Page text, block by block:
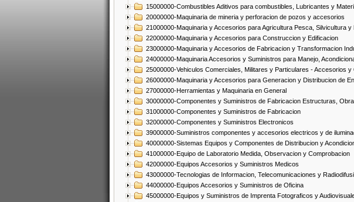
15000000-Combustibles Aditivos para combustibles, Lubricantes y
20000000-Maquinaria de mineria y perforacion de pozos y accesorios
21000000-Maquinaria y Accesorios para Agricultura Pesca, Silvicultura y
22000000-Maquinaria y Accesorios para Construccion y Edificacion
23000000-Maquinaria y Accesorios de Fabricacion y Transformacion
24000000-Maquinaria Accesorios y Suministros para Manejo,
25000000-Vehiculos Comerciales, Militares y Particulares - Accesorios y
26000000-Maquinaria y Accesorios para Generacion y Distribucion de
27000000-Herramientas y Maquinaria en General
30000000-Componentes y Suministros de Fabricacion Estructuras,
31000000-Componentes y Suministros de Fabricacion
32000000-Componentes y Suministros Electronicos
39000000-Suministros componentes y accesorios electricos y de
40000000-Sistemas Equipos y Componentes de Distribucion y
41000000-Equipo de Laboratorio Medida, Observacion y Comprobacion
42000000-Equipos Accesorios y Suministros Medicos
43000000-Tecnologias de Informacion, Telecomunicaciones y
44000000-Equipos Accesorios y Suministros de Oficina
45000000-Equipos y Suministros de Imprenta Fotograficos y